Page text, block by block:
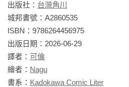
出版社： 台灣角川
城邦書號：A2860535
ISBN：9786264456975
出版日期：2026-06-29
譯者： 可倫
繪者： Nagu
書系： Kadokawa Comic Liter